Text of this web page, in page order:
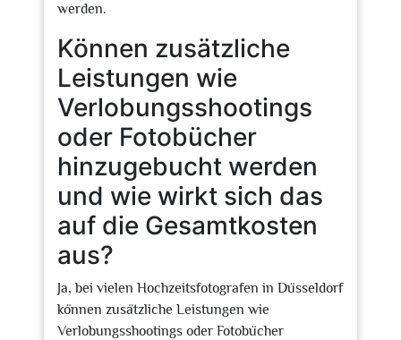
werden.
Können zusätzliche
Leistungen wie
Verlobungsshootings
oder Fotobücher
hinzugebucht werden
und wie wirkt sich das
auf die Gesamtkosten
aus?
Ja, bei vielen Hochzeitsfotografen in Düsseldorf
können zusätzliche Leistungen wie
Verlobungsshootings oder Fotobücher